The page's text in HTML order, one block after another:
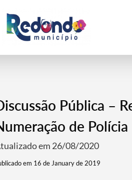
Pública –
de Polícia
em 26/08/2020
em 16 de January de 2019